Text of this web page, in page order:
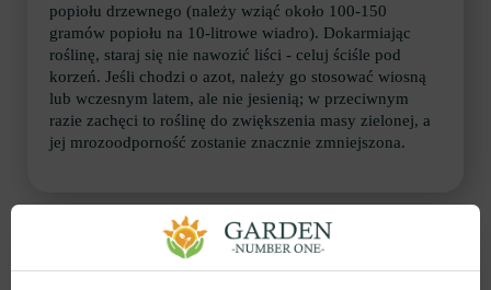
popiołu drzewnego (należy wziąć około 100-150
gramów popiołu na 10-litrowe wiadro). Dokarmiając
roślinę, staraj się nie nawozić liści - celuj ściśle pod
korzeń. Jeśli chodzi o azot, należy go stosować wiosną
lub wczesnym latem, ale nie jesienią; w przeciwnym
razie zachęci to roślinę do zwiększenia masy zielonej, a
jej mrozoodporność zostanie znacznie zmniejszona.